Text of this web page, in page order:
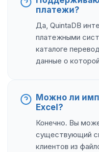
платежи?
Да, QuintaDB
платежными
каталоге
данные о
Можно ли
Excel?
Конечно. Вы
существующий
клиентов из